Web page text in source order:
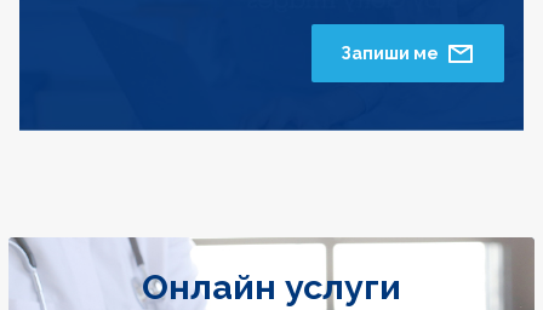
Запиши ме
Онлайн услуги